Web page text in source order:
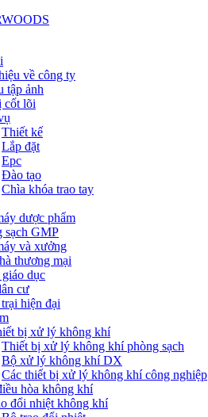
về công ty
tập ảnh
cốt lõi
Thiết kế
Lắp đặt
Epc
Đào tạo
Chìa khóa trao tay
dược phẩm
sạch GMP
và xưởng
thương mại
dục
cư
hiện đại
bị xử lý không khí
Thiết bị xử lý không khí phòng sạch
Bộ xử lý không khí DX
Các thiết bị xử lý không khí công nghiệp
hòa không khí
đổi nhiệt không khí